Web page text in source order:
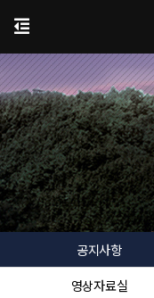
공지사항
영상자료실